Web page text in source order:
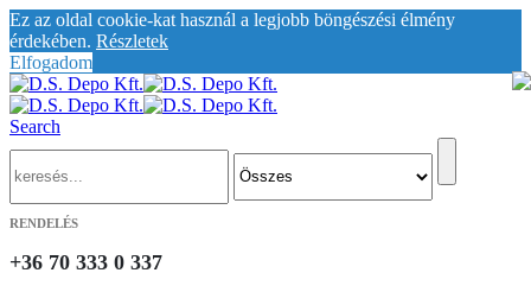
Ez az oldal cookie-kat használ a legjobb böngészési élmény
érdekében. Részletek
Elfogadom
Search
RENDELÉS
+36 70 333 0 337